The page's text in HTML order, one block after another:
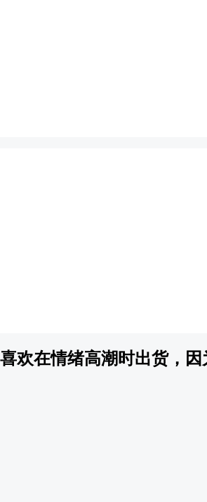
欢在情绪高潮时出货，